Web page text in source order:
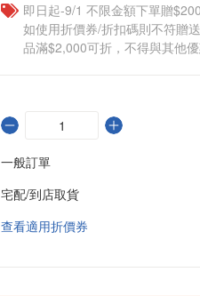
即日起-9/1 不限金額下單贈
如使用折價券/折扣碼則不符贈
品滿$2,000可折，不得與其他
一般訂單
宅配/到店取貨
查看適用折價券